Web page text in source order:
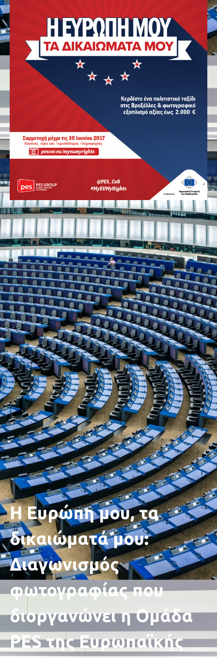
H Ευρώπη μου, τα
δικαιώματά μου:
Διαγωνισμός
φωτογραφίας που
διοργανώνει η Ομάδα
PES της Ευρωπαϊκής